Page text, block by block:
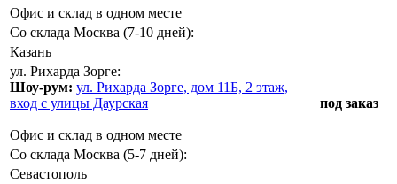
Офис и склад в одном месте
Со склада Москва (7-10 дней):
Казань
ул. Рихарда Зорге:
Шоу-рум: ул. Рихарда Зорге, дом 11Б, 2 этаж,
вход с улицы Даурская
Офис и склад в одном месте
под заказ
Со склада Москва (5-7 дней):
Севастополь